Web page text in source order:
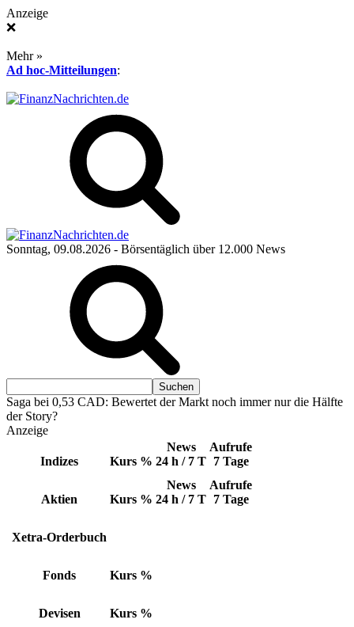
Anzeige
❌
Mehr »
Ad hoc-Mitteilungen:
Sonntag, 09.08.2026 - Börsentäglich über 12.000 News
Saga bei 0,53 CAD: Bewertet der Markt noch immer nur die Hälfte
der Story?
Anzeige
Indizes Kurs %
News
24 h / 7 T
Aufrufe
7 Tage
Aktien Kurs %
News
24 h / 7 T
Aufrufe
7 Tage
Xetra-Orderbuch
Fonds Kurs %
Devisen Kurs %